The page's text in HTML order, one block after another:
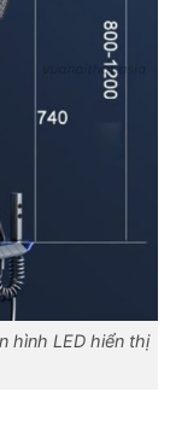
hình LED hiển thị